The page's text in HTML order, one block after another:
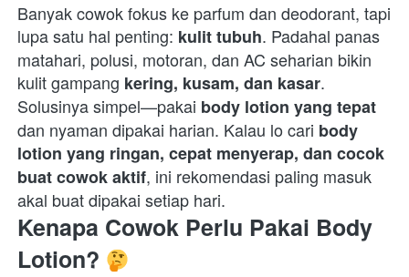
Banyak cowok fokus ke parfum dan deodorant, tapi
lupa satu hal penting: kulit tubuh. Padahal panas
matahari, polusi, motoran, dan AC seharian bikin
kulit gampang kering, kusam, dan kasar.
Solusinya simpel—pakai body lotion yang tepat
dan nyaman dipakai harian. Kalau lo cari body
lotion yang ringan, cepat menyerap, dan cocok
buat cowok aktif, ini rekomendasi paling masuk
akal buat dipakai setiap hari.
Kenapa Cowok Perlu Pakai Body
Lotion?